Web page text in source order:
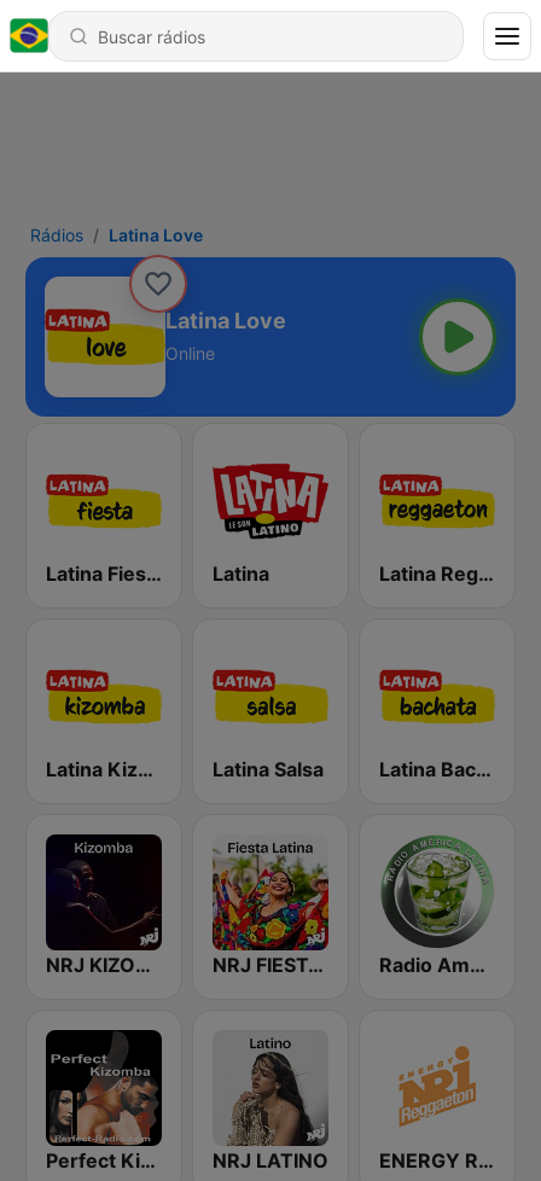
Rádios Latina Love
Latina Love
Online
Latina Fiesta Latina Latina Reggaeton
Latina Kizomba Latina Salsa Latina Bachata
NRJ KIZOMBA NRJ FIESTA LATINA Radio America Latina
Perfect Kizomba NRJ LATINO ENERGY Reggaeton